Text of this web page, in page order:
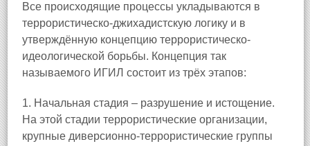
Все происходящие процессы укладываются в
террористическо-джихадистскую логику и в
утверждённую концепцию террористическо-
идеологической борьбы. Концепция так
называемого ИГИЛ состоит из трёх этапов:
1. Начальная стадия – разрушение и истощение.
На этой стадии террористические организации,
крупные диверсионно-террористические группы